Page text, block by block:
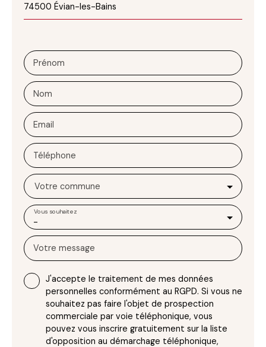
74500 Évian-les-Bains
Prénom
Nom
Email
Téléphone
Votre commune
-
Vous souhaitez
Votre message
J'accepte le traitement de mes données
personnelles conformément au RGPD. Si vous ne
souhaitez pas faire l'objet de prospection
commerciale par voie téléphonique, vous
pouvez vous inscrire gratuitement sur la liste
d'opposition au démarchage téléphonique,